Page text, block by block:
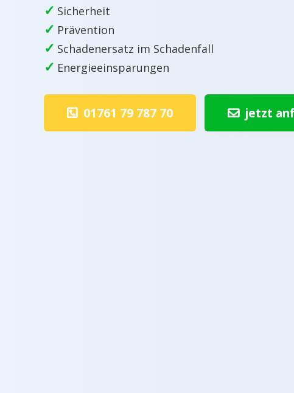
✓ Sicherheit
✓ Prävention
✓ Schadenersatz im Schadenfall
✓ Energieeinsparungen
01761 79 787 70 jetzt